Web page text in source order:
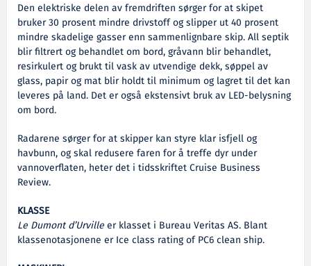
Den elektriske delen av fremdriften sørger for at skipet
bruker 30 prosent mindre drivstoff og slipper ut 40 prosent
mindre skadelige gasser enn sammenlignbare skip. All septik
blir filtrert og behandlet om bord, gråvann blir behandlet,
resirkulert og brukt til vask av utvendige dekk, søppel av
glass, papir og mat blir holdt til minimum og lagret til det kan
leveres på land. Det er også ekstensivt bruk av LED-belysning
om bord.
Radarene sørger for at skipper kan styre klar isfjell og
havbunn, og skal redusere faren for å treffe dyr under
vannoverflaten, heter det i tidsskriftet Cruise Business
Review.
KLASSE
Le Dumont d’Urvilleer klasset i Bureau Veritas AS. Blant
klassenotasjonene er Ice class rating of PC6 clean ship.